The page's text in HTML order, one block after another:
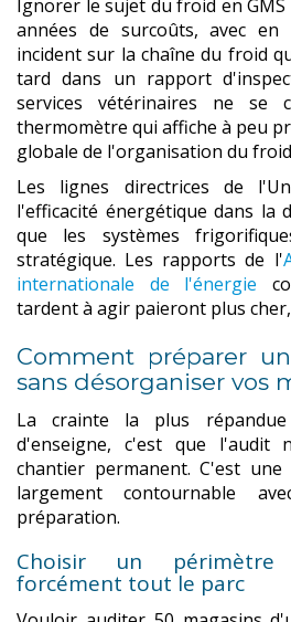
Ignorer le sujet du froid en
années de surcoûts, avec
incident sur la chaîne du froid
tard dans un rapport
services vétérinaires ne se
thermomètre qui affiche à peu
globale de l'organisation du
Les lignes directrices de
l'efficacité énergétique dans la
que les systèmes
stratégique. Les rapports de l'
internationale de l'énergie
tardent à agir paieront plus
Comment préparer
sans désorganiser vos
La crainte la plus
d'enseigne, c'est que l'audit
chantier permanent. C'est
largement contournable
préparation.
Choisir un périmètre
forcément tout le parc